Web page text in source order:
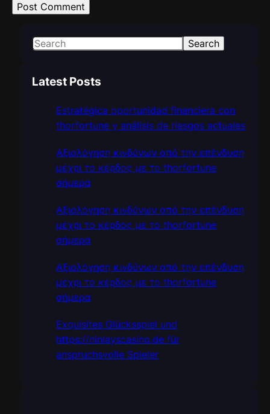
S
r
Search
Latest Posts
Estratégica oportunidad financiera con
thorfortune y análisis de riesgos actuales
Αξιολόγηση κινδύνων από την επένδυση
μέχρι το κέρδος με το thorfortune
σήμερα
Αξιολόγηση κινδύνων από την επένδυση
μέχρι το κέρδος με το thorfortune
σήμερα
Αξιολόγηση κινδύνων από την επένδυση
μέχρι το κέρδος με το thorfortune
σήμερα
Exquisites Glücksspiel und
https://ninlayscasino.de für
anspruchsvolle Spieler